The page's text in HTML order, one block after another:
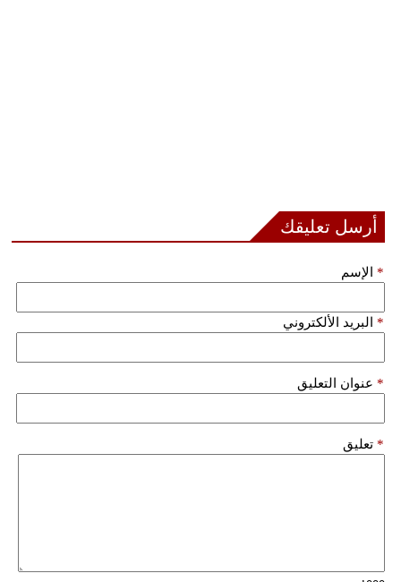
أرسل تعليقك
الإسم *
البريد الألكتروني *
عنوان التعليق *
تعليق *